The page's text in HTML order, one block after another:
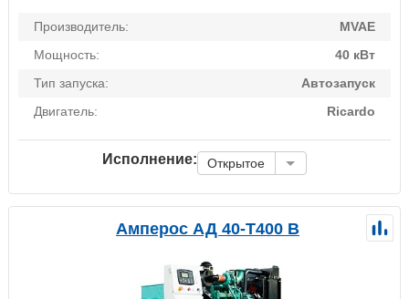
Производитель:
MVAE
Мощность:
40 кВт
Тип запуска:
Автозапуск
Двигатель:
Ricardo
Исполнение: Открытое
Амперос АД 40-Т400 B